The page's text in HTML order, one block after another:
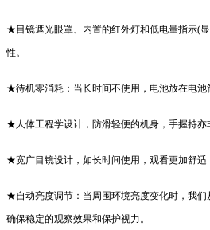
★目镜遮光眼罩、内置的红外灯和低电量指示(
性。
★待机零消耗：当长时间不使用，电池放在电池
★人体工程学设计，防滑轻便的机身，手握持亦
★宽广目镜设计，如长时间使用，观看更加舒适
★自动亮度调节：当周围环境亮度变化时，我
确保稳定的观察效果和保护视力。